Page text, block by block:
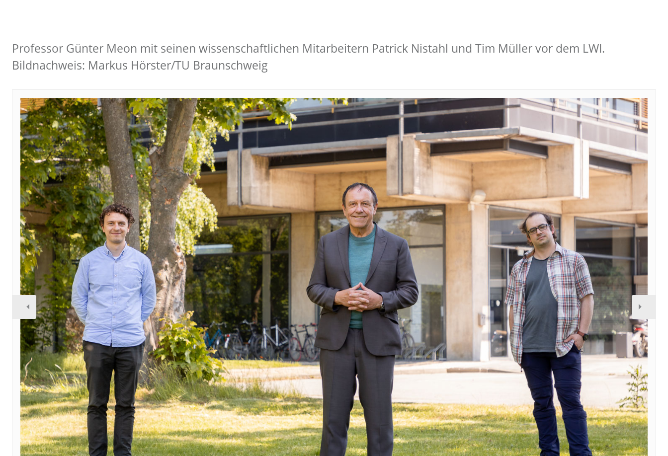
Professor Günter Meon mit seinen wissenschaftlichen Mitarbeitern Patrick Nistahl und Tim Müller vor dem LWI.
Bildnachweis: Markus Hörster/TU Braunschweig